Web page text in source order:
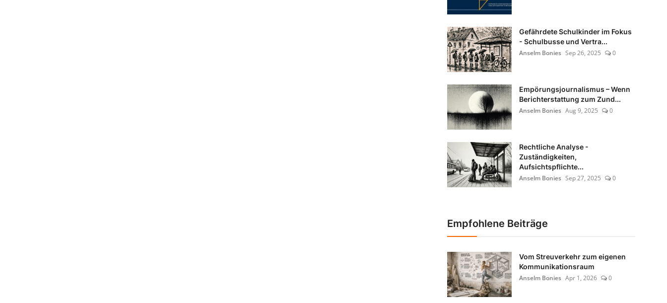
Gefährdete Schulkinder im Fokus
- Schulbusse und Vertra...
Anselm Bonies Sep 26, 2025 0
Empörungsjournalismus – Wenn
Berichterstattung zum Zund...
Anselm Bonies Aug 9, 2025 0
Rechtliche Analyse -
Zuständigkeiten,
Aufsichtspflichte...
Anselm Bonies Sep 27, 2025 0
Empfohlene Beiträge
Vom Streuverkehr zum eigenen
Kommunikationsraum
Anselm Bonies Apr 1, 2026 0